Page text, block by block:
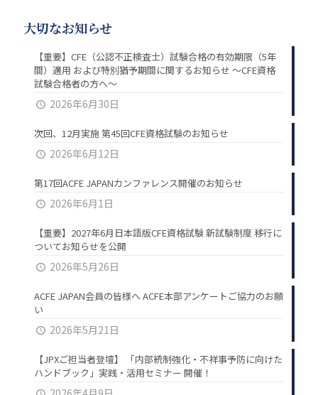
大切なお知らせ
【重要】CFE（公認不正検査士）試験合格の有効期限（5年
間）適用 および特別猶予期間に関するお知らせ ～CFE資格
試験合格者の方へ～
2026年6月30日
次回、12月実施 第45回CFE資格試験のお知らせ
2026年6月12日
第17回ACFE JAPANカンファレンス開催のお知らせ
2026年6月1日
【重要】2027年6月日本語版CFE資格試験 新試験制度 移行に
ついてお知らせを公開
2026年5月26日
ACFE JAPAN会員の皆様へ ACFE本部アンケートご協力のお願
い
2026年5月21日
【JPXご担当者登壇】 「内部統制強化・不祥事予防に向けた
ハンドブック」実践・活用セミナー 開催！